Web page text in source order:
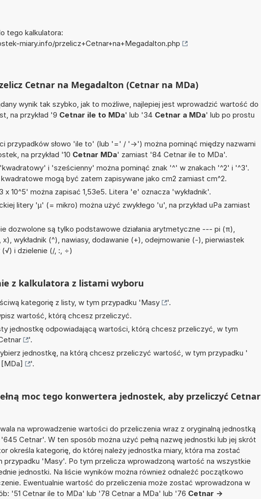
tego kalkulatora:
miary.info/przelicz+Cetnar+na+Megadalton.php
Cetnar na Megadalton (Cetnar na MDa)
wynik tak szybko, jak to możliwe, najlepiej jest wprowadzić wartość do
na przykład '9 Cetnar ile to MDa' lub '34 Cetnar a MDa' lub po prostu
przypadków słowo 'ile to' (lub '=' / '->') można pominąć między nazwami
na przykład '10 Cetnar MDa' zamiast '84 Cetnar ile to MDa'.
i 'sześcienny' można pominąć znak '^' w znakach '^2' i '^3'.
mogą być zatem zapisywane jako cm2 zamiast cm^2.
x 10^5' można zapisać 1,53e5. Litera 'e' oznacza 'wykładnik'.
litery 'µ' (= mikro) można użyć zwykłego 'u', na przykład uPa zamiast
dozwolone są tylko podstawowe działania arytmetyczne --- pi (π),
x), wykładnik (^), nawiasy, dodawanie (+), odejmowanie (-), pierwiastek
i dzielenie (/, :, ÷)
z kalkulatora z listami wyboru
kategorię z listy, w tym przypadku 'Masy
'.
wartość, którą chcesz przeliczyć.
jednostkę odpowiadającą wartości, którą chcesz przeliczyć, w tym
'.
jednostkę, na którą chcesz przeliczyć wartość, w tym przypadku '
'.
moc tego konwertera jednostek, aby przeliczyć Cetnar
na wprowadzenie wartości do przeliczenia wraz z oryginalną jednostką
'645 Cetnar'. W ten sposób można użyć pełną nazwę jednostki lub jej skrót
określa kategorię, do której należy jednostka miary, która ma zostać
przypadku 'Masy'. Po tym przelicza wprowadzoną wartość na wszystkie
jednostki. Na liście wyników można również odnaleźć początkowo
Ewentualnie wartość do przeliczenia może zostać wprowadzona w
'51 Cetnar ile to MDa' lub '78 Cetnar a MDa' lub '76 Cetnar ->